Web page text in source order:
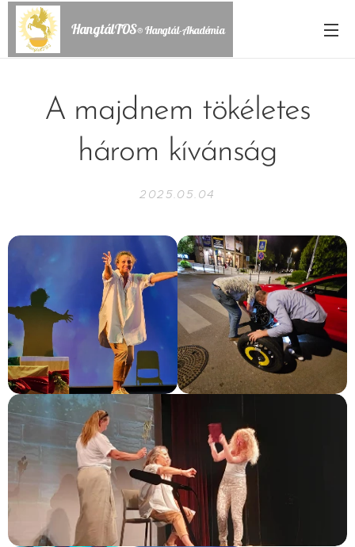
HangtálTOS® Hangtál-Akadémia
A majdnem tökéletes
három kívánság
2025.05.04